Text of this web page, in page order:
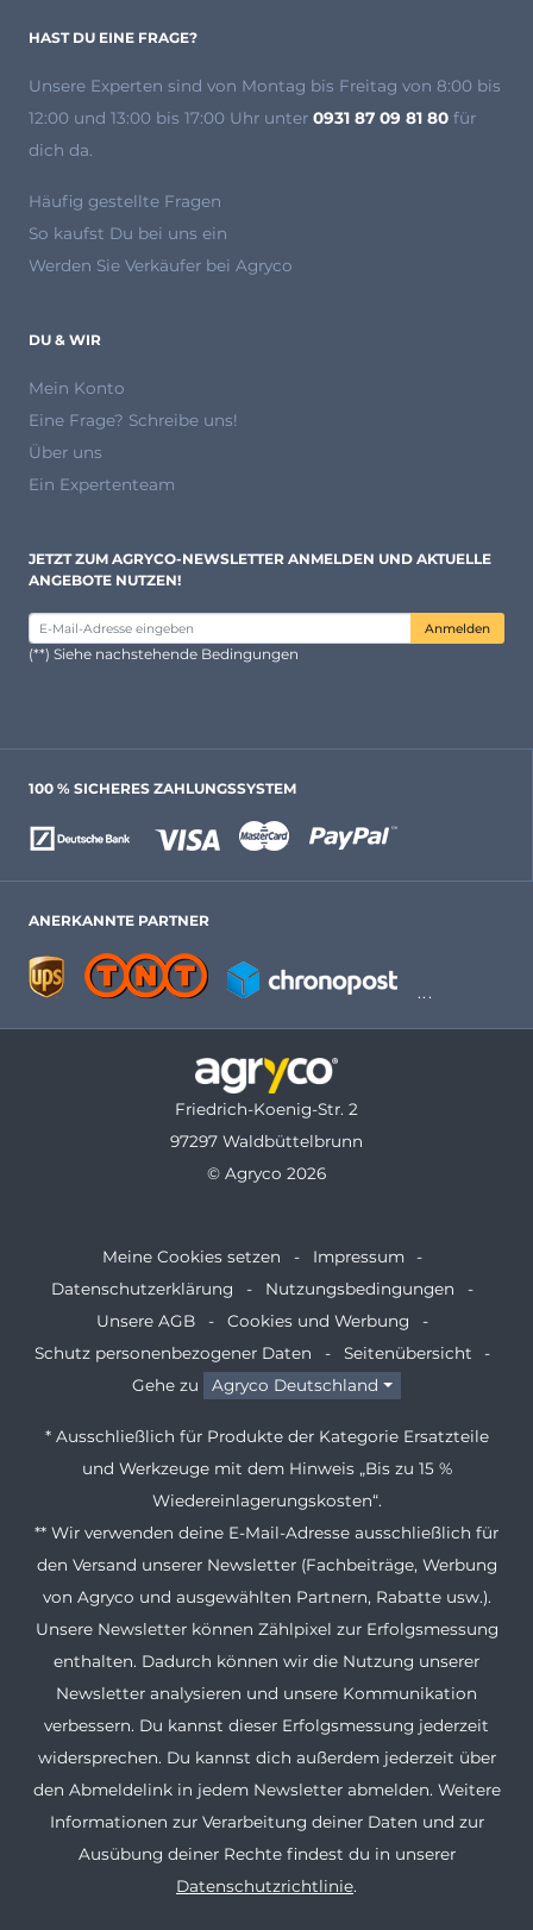
HAST DU EINE FRAGE?
Unsere Experten sind von Montag bis Freitag von 8:00 bis
12:00 und 13:00 bis 17:00 Uhr unter 0931 87 09 81 80 für
dich da.
Häufig gestellte Fragen
So kaufst Du bei uns ein
Werden Sie Verkäufer bei Agryco
DU & WIR
Mein Konto
Eine Frage? Schreibe uns!
Über uns
Ein Expertenteam
JETZT ZUM AGRYCO-NEWSLETTER ANMELDEN UND AKTUELLE
ANGEBOTE NUTZEN!
Anmelden
(**) Siehe nachstehende Bedingungen
100 % SICHERES ZAHLUNGSSYSTEM
ANERKANNTE PARTNER
Friedrich-Koenig-Str. 2
97297 Waldbüttelbrunn
© Agryco 2026
Meine Cookies setzen
Impressum
Datenschutzerklärung
Nutzungsbedingungen
Unsere AGB
Cookies und Werbung
Schutz personenbezogener Daten
Seitenübersicht
Gehe zu
Agryco Deutschland
* Ausschließlich für Produkte der Kategorie Ersatzteile
und Werkzeuge mit dem Hinweis „Bis zu 15 %
Wiedereinlagerungskosten“.
** Wir verwenden deine E-Mail-Adresse ausschließlich für
den Versand unserer Newsletter (Fachbeiträge, Werbung
von Agryco und ausgewählten Partnern, Rabatte usw.).
Unsere Newsletter können Zählpixel zur Erfolgsmessung
enthalten. Dadurch können wir die Nutzung unserer
Newsletter analysieren und unsere Kommunikation
verbessern. Du kannst dieser Erfolgsmessung jederzeit
widersprechen. Du kannst dich außerdem jederzeit über
den Abmeldelink in jedem Newsletter abmelden. Weitere
Informationen zur Verarbeitung deiner Daten und zur
Ausübung deiner Rechte findest du in unserer
Datenschutzrichtlinie.